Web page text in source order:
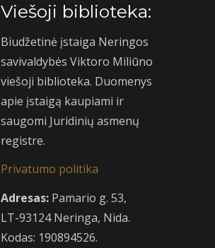
Viešoji biblioteka:
Biudžetinė įstaiga Neringos
savivaldybės Viktoro Miliūno
viešoji biblioteka. Duomenys
apie įstaigą kaupiami ir
saugomi Juridinių asmenų
registre.
Privatumo politika
Adresas: Pamario g. 53,
LT-93124 Neringa, Nida.
Kodas: 190894526.